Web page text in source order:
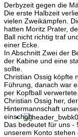
Derbyzeit gegen die
Die erste Halbzeit
vielen Zweikämpfen.
hatten Moritz Prater,
Ball nicht richtig traf
einer Ecke.
In Abschnitt Zwei der
der Kabine und eine
sollte.
Christian Ossig köpfte
Führung, danach war
per Kopfball
Christian Ossig her,
Hintermannschaft
einschob.
Das bedeutet für uns -
unserem Konto stehen